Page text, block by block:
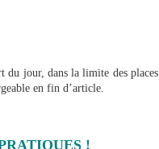
du jour, dans la limite des places
en fin d’article.
!